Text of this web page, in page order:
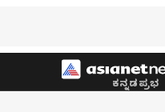
ಕನ್ನಡಪ್ರಭ